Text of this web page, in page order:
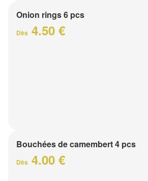
Onion rings 6 pcs
Dès 4.50 €
Bouchées de camembert 4 pcs
Dès 4.00 €